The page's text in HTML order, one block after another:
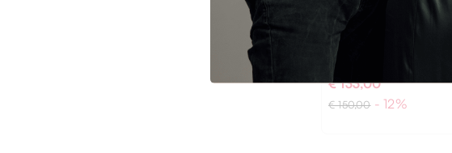
ASPESI
Basic-Badeanzug
€ 133,00
€ 150,00 - 12%